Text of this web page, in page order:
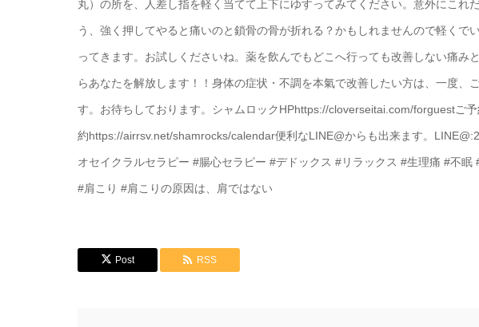
丸）の所を、人差し指を軽く当てて上下にゆすってみてください。意外にこれ
う、強く押してやると痛いのと鎖骨の骨が折れる？かもしれませんので軽くで
ってきます。お試しくださいね。 薬を飲んでもどこへ行っても改善しない 痛
ら あなたを解放します！！ 身体の症状・不調を本氣で改善したい方は、 一度、
す。 お待ちしております。 シャムロックHP https://cloverseitai.com/forguest ご
約 https://airrsv.net/shamrocks/calendar 便利なLINE@からも出来ます。
オセイクラルセラピー #腸心セラピー #デドックス #リラックス #生理痛 #不
#肩こり #肩こりの原因は、肩ではない
Post RSS